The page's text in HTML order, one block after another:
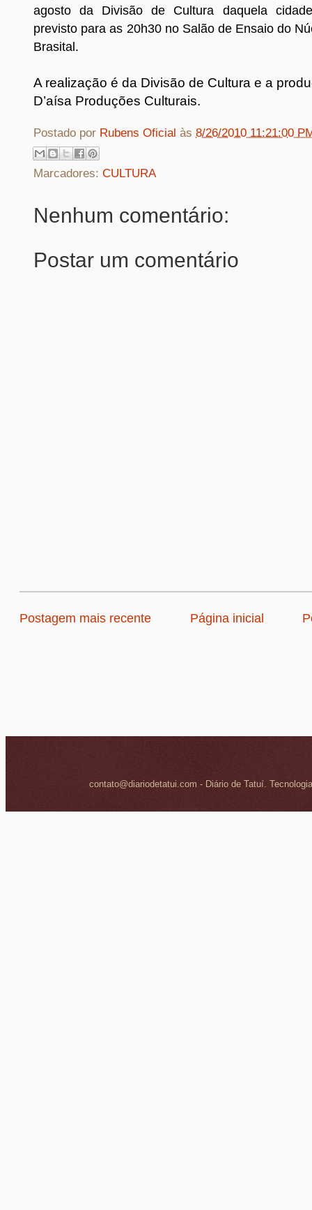
agosto da Divisão de Cultura daquela
previsto para as 20h30 no Salão de Ensaio do
Brasital.
A realização é da Divisão de Cultura e a
D’aísa Produções Culturais.
Postado por Rubens Oficial às 8/26/2010 11:21:00
Marcadores: CULTURA
Nenhum comentário:
Postar um comentário
Postagem mais recente Página inicial
contato@diariodetatui.com - Diário de Tatuí.